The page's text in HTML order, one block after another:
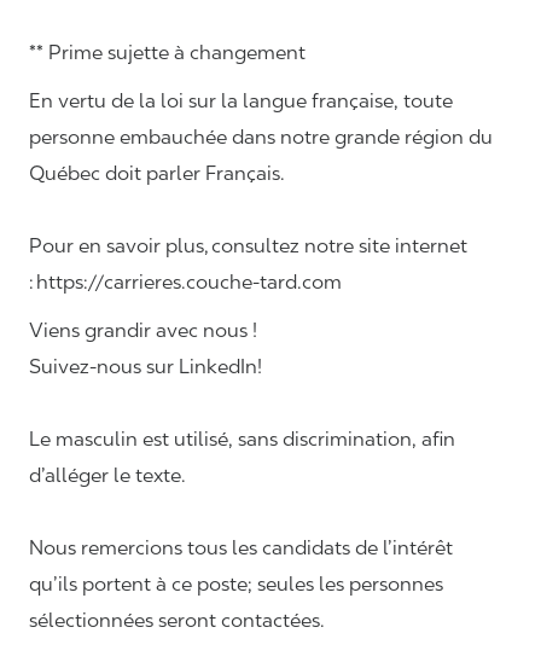
** Prime sujette à changement
En vertu de la loi sur la langue française, toute
personne embauchée dans notre grande région du
Québec doit parler Français.
Pour en savoir plus, consultez notre site internet
: https://carrieres.couche-tard.com
Viens grandir avec nous !
Suivez-nous sur LinkedIn!
Le masculin est utilisé, sans discrimination, afin
d’alléger le texte.
Nous remercions tous les candidats de l’intérêt
qu’ils portent à ce poste; seules les personnes
sélectionnées seront contactées.